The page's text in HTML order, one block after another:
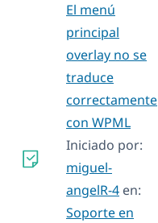
El menú
principal
overlay no se
traduce
correctamente
con WPML
Iniciado por:
miguel-
angelR-4 en:
Soporte en